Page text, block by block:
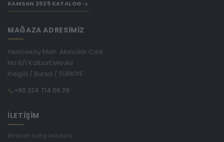
KAMSAN 2025 KATALOG
MAĞAZA ADRESİMİZ
Yeniceköy Mah. Akıncılar Cad.
No:6/1 Kalburt Mevkii
İnegöl / Bursa / TÜRKİYE
+90 224 714 06 29
İLETİŞİM
İhracat Satış Müdürü